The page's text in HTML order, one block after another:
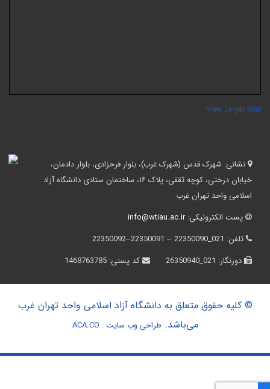
View Larger
نشانی:شهرک قدس (شهرک غرب)، بلوار فرحزادی، بلوار دادمان،
خیابان درختی، کوچه ثقفی، پلاک ۱۶، ساختمان ستادی دانشگاه آزاد
اسلامی واحد تهران غرب
پست الکترونیکی:info@wtiau.ac.ir
تلفن:021_22350090 -- 22350091--22350092
دورنگار:021_26350940 کد پستی:1468763785
© کلیه حقوق متعلق به دانشگاه آزاد اسلامی واحد تهران غرب
می‌باشد.طراحی وب سایت :ACA.CO